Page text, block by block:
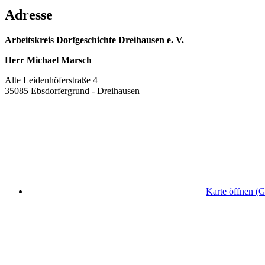
Adresse
Arbeitskreis Dorfgeschichte Dreihausen e. V.
Herr Michael Marsch
Alte Leidenhöferstraße 4
35085 Ebsdorfergrund - Dreihausen
Karte öffnen